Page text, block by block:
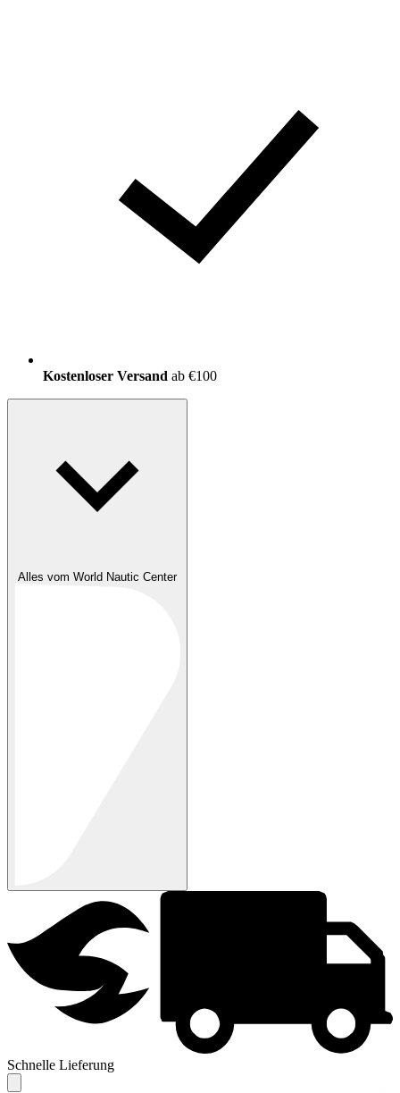
Kostenloser Versand ab €100
Alles vom World Nautic Center
Schnelle Lieferung